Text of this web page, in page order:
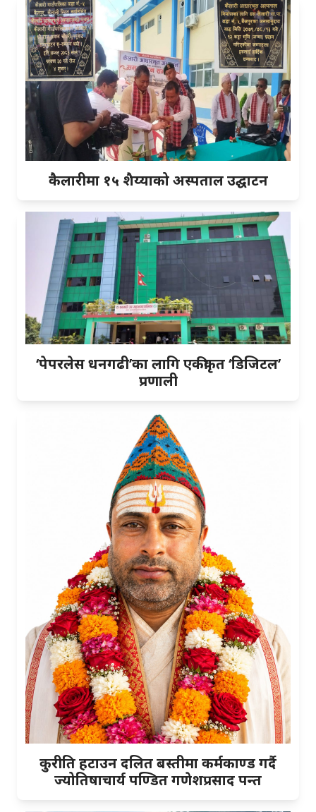
कैलारीमा १५ शैय्याको अस्पताल उद्घाटन
‘पेपरलेस धनगढी’का लागि एकीकृत ‘डिजिटल’
प्रणाली
कुरीति हटाउन दलित बस्तीमा कर्मकाण्ड गर्दै
ज्योतिषाचार्य पण्डित गणेशप्रसाद पन्त